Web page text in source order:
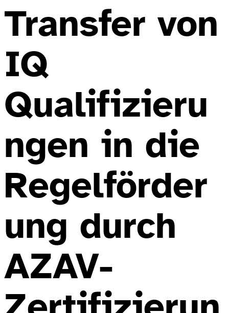
Transfer von
IQ
Qualifizieru
ngen in die
Regelförder
ung durch
AZAV-